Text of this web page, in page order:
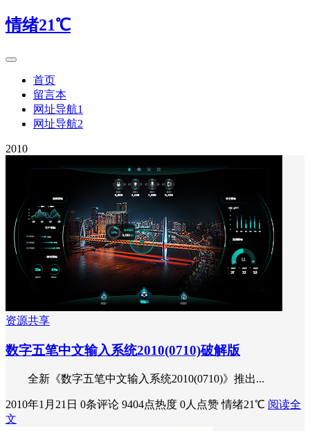
情绪21℃
首页
留言本
网址导航1
网址导航2
2010
资源共享
数字五笔中文输入系统2010(0710)破解版
全新《数字五笔中文输入系统2010(0710)》推出...
2010年1月21日 0条评论 9404点热度 0人点赞 情绪21℃ 阅读全
文